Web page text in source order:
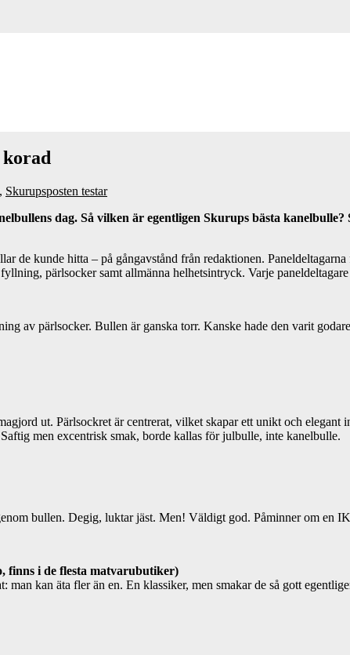
korad
, Skurupsposten testar
dag. Så vilken är egentligen Skurups bästa
de kunde hitta – på gångavstånd från redaktionen.
pärlsocker samt allmänna helhetsintryck. Varje
av pärlsocker. Bullen är ganska torr. Kanske hade den varit
ut. Pärlsockret är centrerat, vilket skapar ett unikt och
men excentrisk smak, borde kallas för julbulle, inte kanelbulle.
bullen. Degig, luktar jäst. Men! Väldigt god. Påminner om
finns i de flesta matvarubutiker)
kan äta fler än en. En klassiker, men smakar de så gott